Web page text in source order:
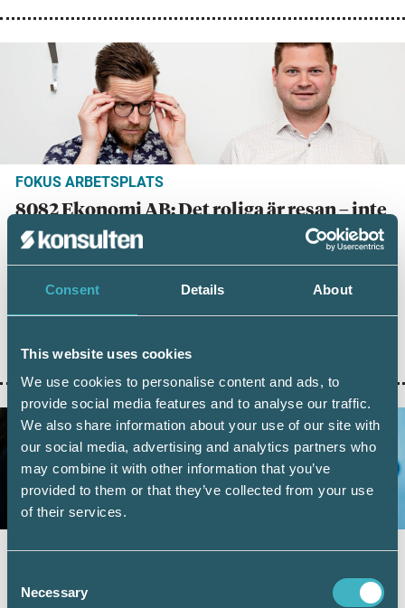
Consent Details About
This website uses cookies
We use cookies to personalise content and ads, to
provide social media features and to analyse our traffic.
We also share information about your use of our site with
our social media, advertising and analytics partners who
may combine it with other information that you’ve
provided to them or that they’ve collected from your use
of their services.
Selection
Necessary
FOKUS ARBETSPLATS
8082 Ekonomi AB: Det roliga är resan – inte
målet
12 juni 2020
Fokus på work-life balance är en ­framgångsfaktor som
och en finalplats vid Srf ­konsulternas­ årliga utmärkelser.
största tillväxtfas någonsin.
FOKUS ARBETSPLATS
Trafikverkets löneenhet: Digital arbetsro
11 mars 2020